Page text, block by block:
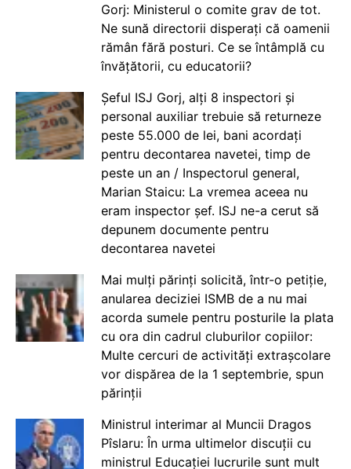
Gorj: Ministerul o comite grav de tot.
Ne sună directorii disperați că oamenii
rămân fără posturi. Ce se întâmplă cu
învățătorii, cu educatorii?
Șeful ISJ Gorj, alți 8 inspectori și
personal auxiliar trebuie să returneze
peste 55.000 de lei, bani acordați
pentru decontarea navetei, timp de
peste un an / Inspectorul general,
Marian Staicu: La vremea aceea nu
eram inspector șef. ISJ ne-a cerut să
depunem documente pentru
decontarea navetei
Mai mulți părinți solicită, într-o petiție,
anularea deciziei ISMB de a nu mai
acorda sumele pentru posturile la plata
cu ora din cadrul cluburilor copiilor:
Multe cercuri de activități extrașcolare
vor dispărea de la 1 septembrie, spun
părinții
Ministrul interimar al Muncii Dragos
Pîslaru: În urma ultimelor discuții cu
ministrul Educației lucrurile sunt mult